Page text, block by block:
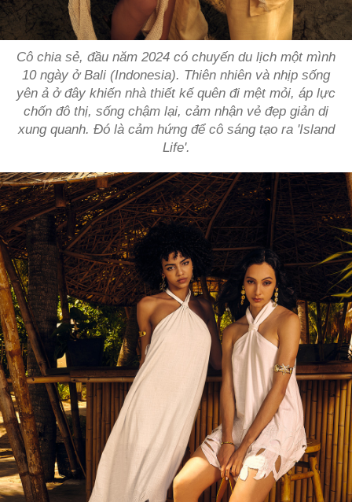
Cô chia sẻ, đầu năm 2024 có chuyến du lịch một mình
10 ngày ở Bali (Indonesia). Thiên nhiên và nhịp sống
yên ả ở đây khiến nhà thiết kế quên đi mệt mỏi, áp lực
chốn đô thị, sống chậm lại, cảm nhận vẻ đẹp giản dị
xung quanh. Đó là cảm hứng để cô sáng tạo ra 'Island
Life'.